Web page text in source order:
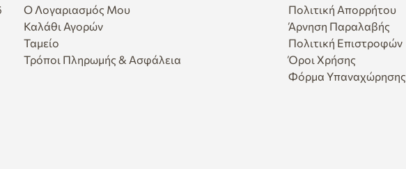
Ο Λογαριασμός Μου
Καλάθι Αγορών
Ταμείο
Τρόποι Πληρωμής & Ασφάλεια
Πολιτική Απορρήτου
Άρνηση Παραλαβής
Πολιτική Επιστροφών
Όροι Χρήσης
Φόρμα Υπαναχώρησης